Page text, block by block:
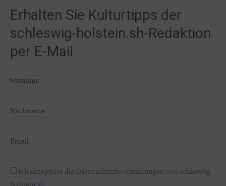
Erhalten Sie Kulturtipps der
schleswig-holstein.sh-Redaktion
per E-Mail
Vorname
Nachname
Email
Ich akzeptiere die Datenschutzbestimmungen von schleswig-